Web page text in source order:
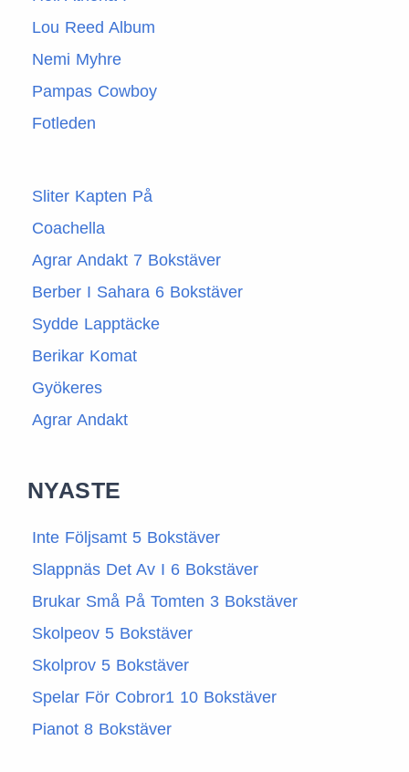
Lou Reed Album
Nemi Myhre
Pampas Cowboy
Fotleden
Sliter Kapten På
Coachella
Agrar Andakt 7 Bokstäver
Berber I Sahara 6 Bokstäver
Sydde Lapptäcke
Berikar Komat
Gyökeres
Agrar Andakt
NYASTE
Inte Följsamt 5 Bokstäver
Slappnäs Det Av I 6 Bokstäver
Brukar Små På Tomten 3 Bokstäver
Skolpeov 5 Bokstäver
Skolprov 5 Bokstäver
Spelar För Cobror1 10 Bokstäver
Pianot 8 Bokstäver